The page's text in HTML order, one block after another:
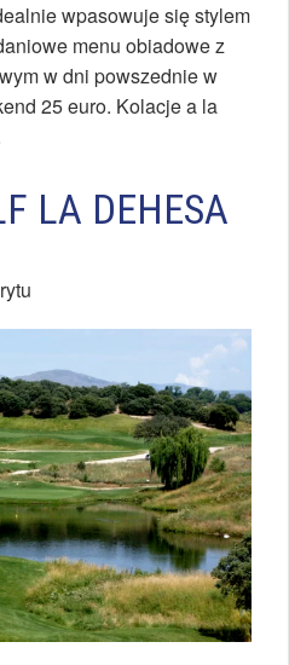
wpasowuje się stylem
menu obiadowe z
w dni powszednie w
25 euro. Kolacje a la
LA DEHESA